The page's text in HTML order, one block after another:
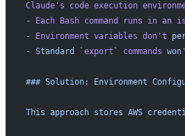
Claude's code execution
- Each Bash command runs in an
- Environment variables don' t
- Standard ` export ` commands
### Solution: Environment
This approach stores AWS